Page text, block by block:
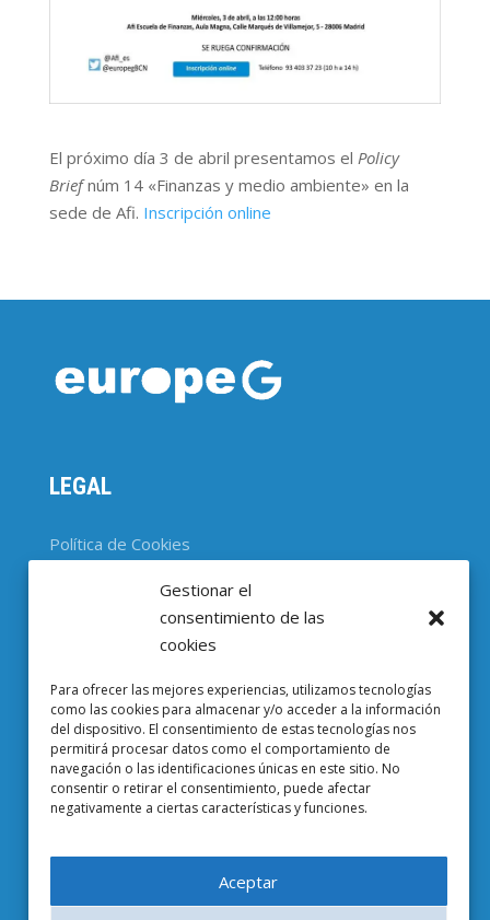
Gestionar el
consentimiento de las
cookies
Para ofrecer las mejores experiencias, utilizamos tecnologías
como las cookies para almacenar y/o acceder a la información
del dispositivo. El consentimiento de estas tecnologías nos
permitirá procesar datos como el comportamiento de
navegación o las identificaciones únicas en este sitio. No
consentir o retirar el consentimiento, puede afectar
negativamente a ciertas características y funciones.
Aceptar
El próximo día 3 de abril presentamos el Policy
Briefnúm 14 «Finanzas y medio ambiente» en la
sede de Afi. Inscripción online
LEGAL
Política de Cookies
CONTACTO
Baldiri i Reixac, 4-8, 08028 Barcelona
93 403 37 23
 Email EuropeG